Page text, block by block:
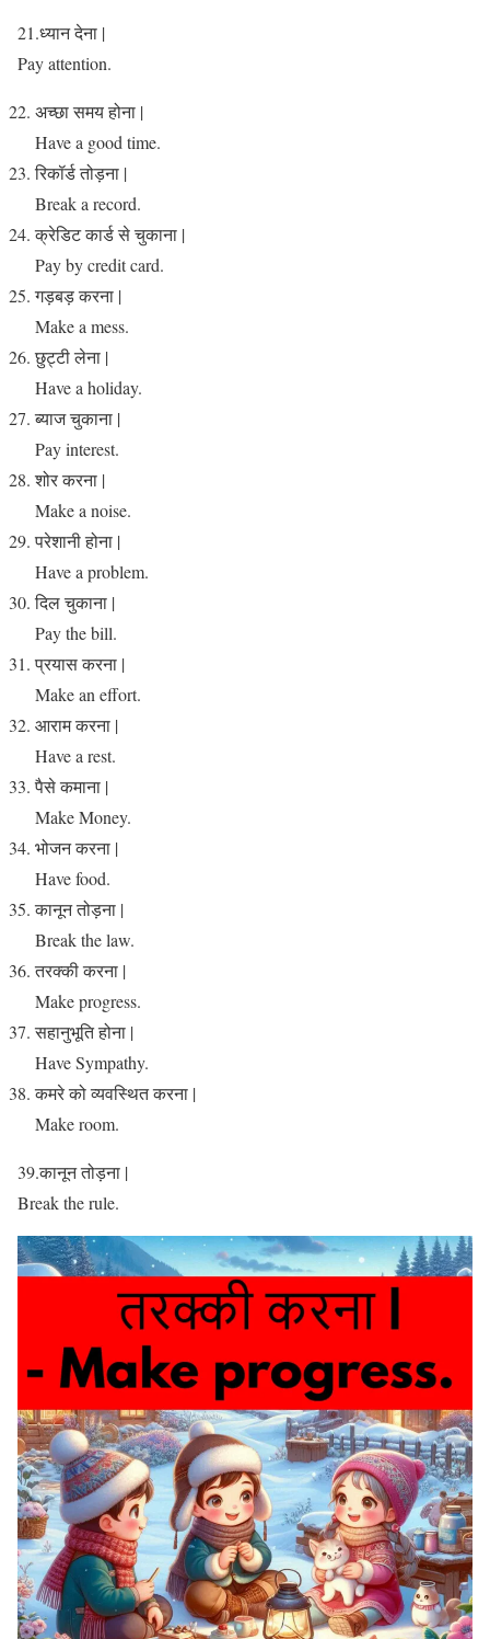
21.ध्यान देना |
Pay attention.
अच्छा समय होना |
Have a good time.
रिकॉर्ड तोड़ना |
Break a record.
क्रेडिट कार्ड से चुकाना |
Pay by credit card.
गड़बड़ करना |
Make a mess.
छुट्टी लेना |
Have a holiday.
ब्याज चुकाना |
Pay interest.
शोर करना |
Make a noise.
परेशानी होना |
Have a problem.
दिल चुकाना |
Pay the bill.
प्रयास करना |
Make an effort.
आराम करना |
Have a rest.
पैसे कमाना |
Make Money.
भोजन करना |
Have food.
कानून तोड़ना |
Break the law.
तरक्की करना |
Make progress.
सहानुभूति होना |
Have Sympathy.
कमरे को व्यवस्थित करना |
Make room.
39.कानून तोड़ना |
Break the rule.